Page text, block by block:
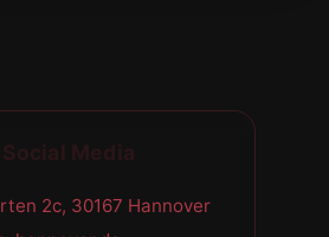
Media
2c, 30167 Hannover